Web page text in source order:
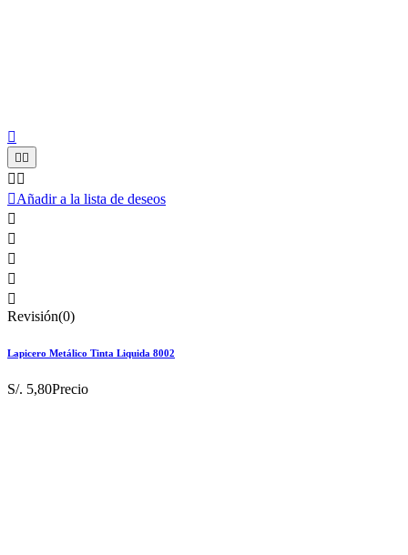

 
 
Añadir a la lista de deseos





Revisión(0)
Lapicero Metálico Tinta Liquida 8002
S/. 5,80Precio